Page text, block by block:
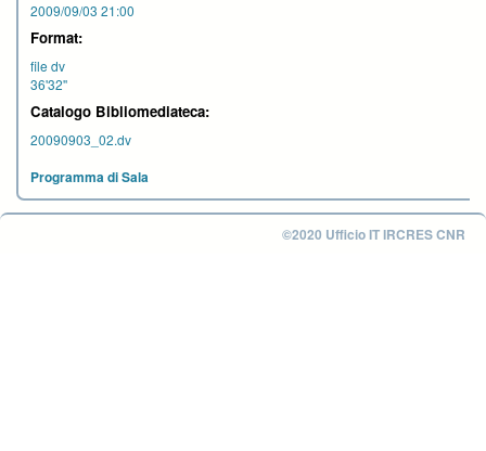
2009/09/03 21:00
Format:
file dv
36'32''
Catalogo Bibliomediateca:
20090903_02.dv
Programma di Sala
©2020 Ufficio IT IRCRES CNR